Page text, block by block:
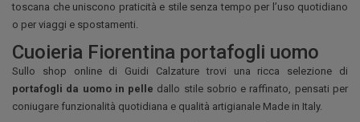
toscana che uniscono praticità e stile senza tempo per l’uso quotidiano
o per viaggi e spostamenti.
Cuoieria Fiorentina portafogli uomo
Sullo shop online di Guidi Calzature trovi una ricca selezione di
portafogli da uomo in pelle dallo stile sobrio e raffinato, pensati per
coniugare funzionalità quotidiana e qualità artigianale Made in Italy.